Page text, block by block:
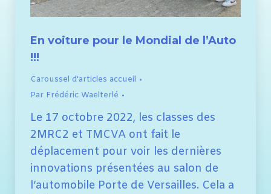
En voiture pour le Mondial de l’Auto
!!!
Caroussel d'articles accueil
Par Frédéric Waelterlé
Le 17 octobre 2022, les classes des
2MRC2 et TMCVA ont fait le
déplacement pour voir les dernières
innovations présentées au salon de
l’automobile Porte de Versailles. Cela a